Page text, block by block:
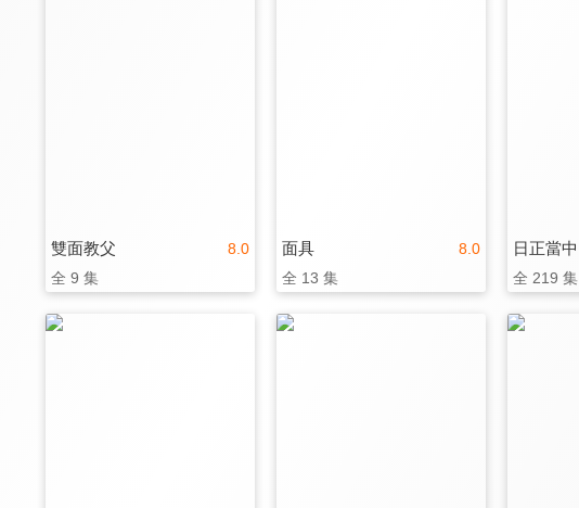
8.0
雙面教父
全 9 集
8.0
面具
全 13 集
日正當中
全 219 集